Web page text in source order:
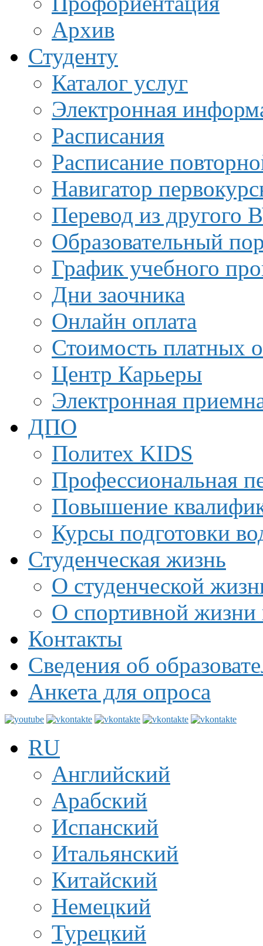
Архив
Студенту
Каталог услуг
Электронная
Расписания
Расписание
Навигатор
Перевод из другого
Образовательный
График учебного
Дни заочника
Онлайн оплата
Стоимость платных
Центр Карьеры
Электронная
ДПО
Политех KIDS
Профессиональная
Повышение
Курсы подготовки
Студенческая жизнь
О студенческой
О спортивной жизни
Контакты
Сведения об
Анкета для опроса
RU
Английский
Арабский
Испанский
Итальянский
Китайский
Немецкий
Турецкий